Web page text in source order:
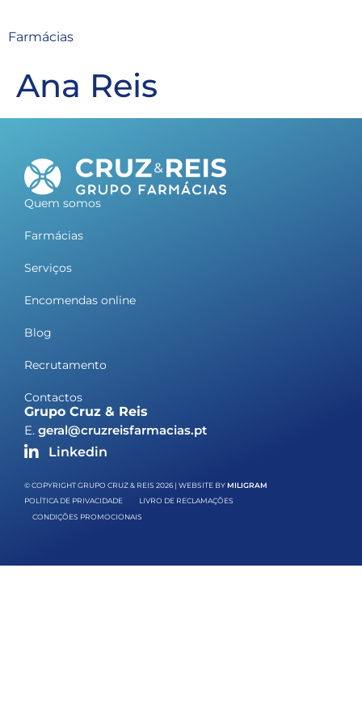
Farmácias
Ana Reis
Quem somos
Farmácias
Serviços
Encomendas online
Blog
Recrutamento
Contactos
Grupo Cruz & Reis
E. geral@cruzreisfarmacias.pt
Linkedin
© COPYRIGHT GRUPO CRUZ & REIS 2026 | WEBSITE BYMILIGRAM
POLÍTICA DE PRIVACIDADE
LIVRO DE RECLAMAÇÕES
CONDIÇÕES PROMOCIONAIS